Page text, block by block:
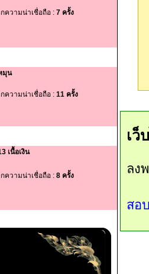
ความน่าเชื่อถือ : 7 ครั้ง
มุน
ความน่าเชื่อถือ : 11 ครั้ง
เนื้อเงิน
ความน่าเชื่อถือ : 8 ครั้ง
เว็
ลง
สอ